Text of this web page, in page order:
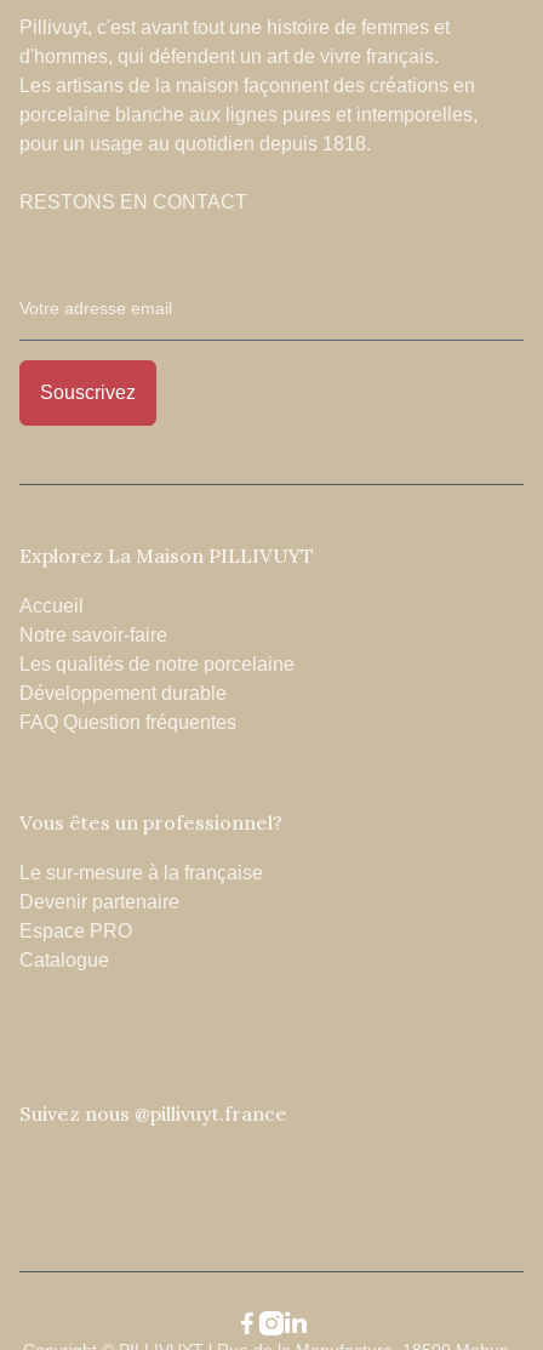
Pillivuyt, c'est avant tout une histoire de femmes et
d'hommes, qui défendent un art de vivre français.
Les artisans de la maison façonnent des créations en
porcelaine blanche aux lignes pures et intemporelles,
pour un usage au quotidien depuis 1818.
RESTONS EN CONTACT
Explorez La Maison PILLIVUYT
Accueil
Notre savoir-faire
Les qualités de notre porcelaine
Développement durable
FAQ Question fréquentes
Vous êtes un professionnel?
Le sur-mesure à la française
Devenir partenaire
Espace PRO
Catalogue
Suivez nous @pillivuyt.france
 